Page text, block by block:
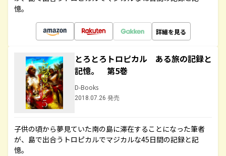
憶。
詳細を見る
とろとろトロピカル ある旅の記録と
記憶。 第5巻
D-Books
2018.07.26 発売
子供の頃から夢見ていた南の島に滞在することになった筆者
が、島で出合うトロピカルでマジカルな45日間の記録と記
憶。